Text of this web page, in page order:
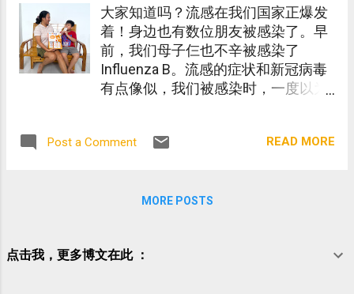
大家知道吗？流感在我们国家正爆发
着！身边也有数位朋友被感染了。早
前，我们母子仨也不辛被感染了
Influenza B。流感的症状和新冠病毒
有点像似，我们被感染时，一度以为
B。
Post a Comment READ MORE
MORE POSTS
点击我，更多博文在此 ：